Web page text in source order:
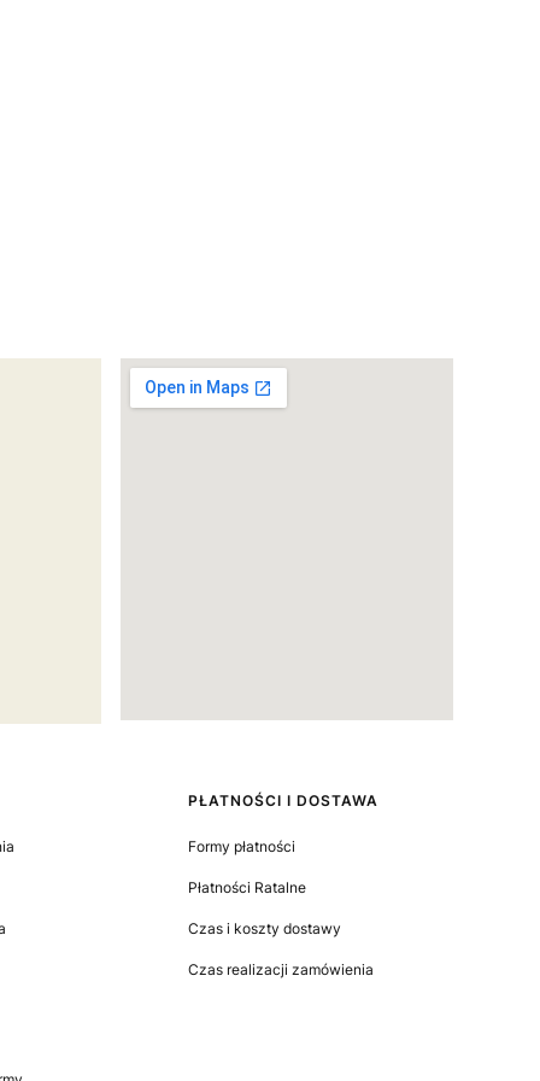
PŁATNOŚCI I DOSTAWA
Formy płatności
Płatności Ratalne
Czas i koszty dostawy
Czas realizacji zamówienia